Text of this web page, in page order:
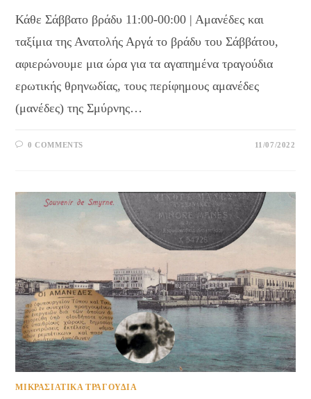
Κάθε Σάββατο βράδυ 11:00-00:00 | Αμανέδες και
ταξίμια της Ανατολής Αργά το βράδυ του Σάββάτου,
αφιερώνουμε μια ώρα για τα αγαπημένα τραγούδια
ερωτικής θρηνωδίας, τους περίφημους αμανέδες
(μανέδες) της Σμύρνης…
0 COMMENTS 11/07/2022
ΜΙΚΡΑΣΙΆΤΙΚΑ ΤΡΑΓΟΎΔΙΑ